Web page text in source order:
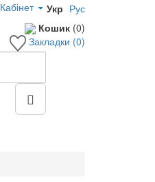
Укр Рус
Кабінет
Кошик (0)
Закладки (0)